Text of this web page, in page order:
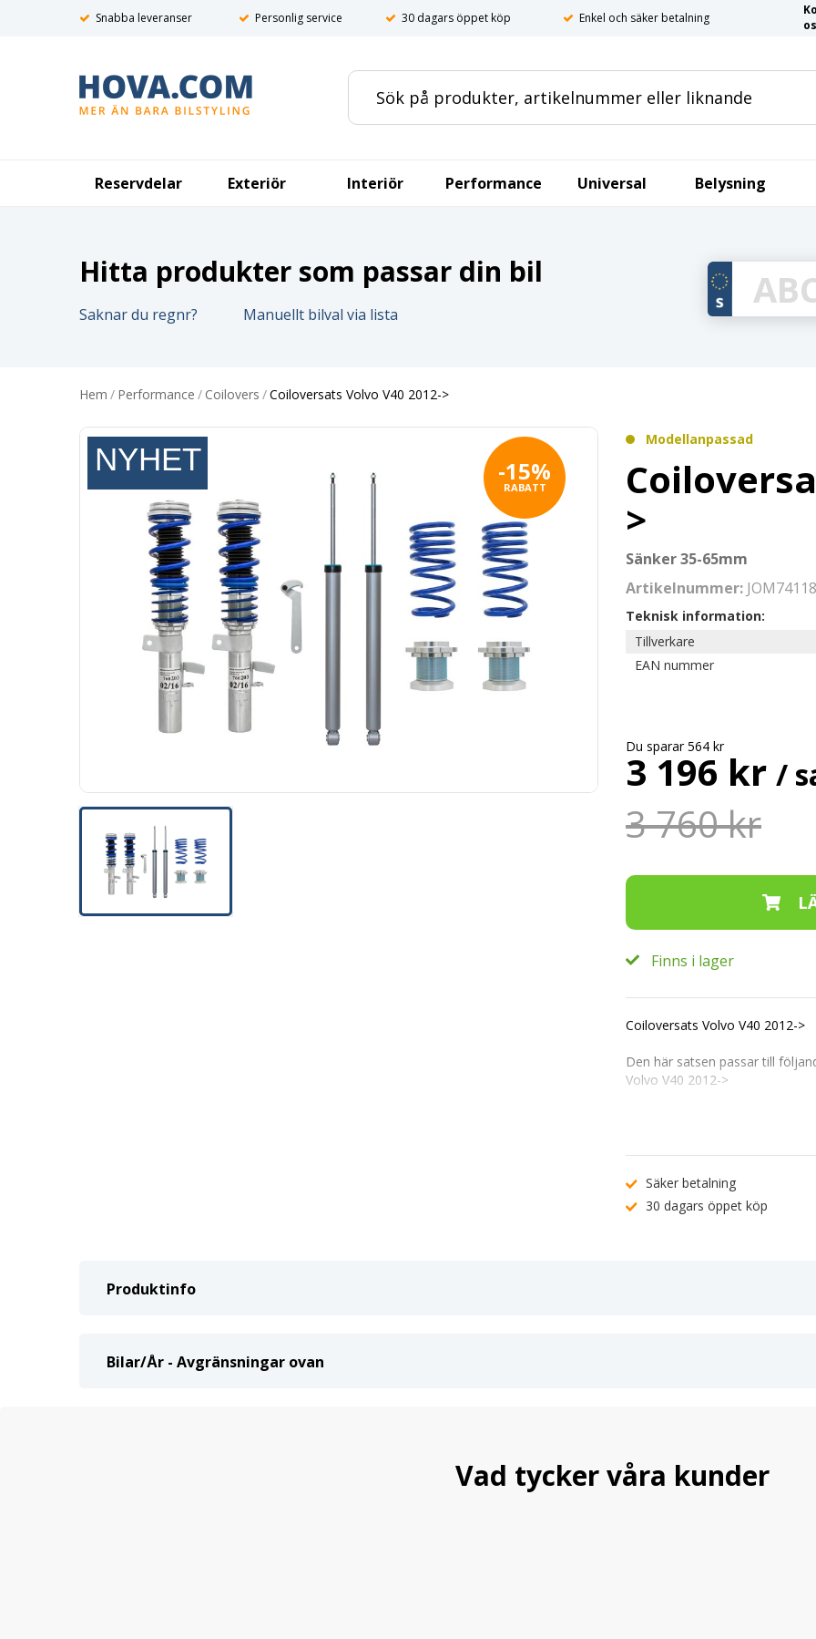
Snabba leveranser Personlig service 30 dagars öppet köp Enkel och säker betalning
Reservdelar Exteriör Interiör Performance Universal Belysning
Hitta produkter som passar din bil
Saknar du regnr? Manuellt bilval via lista
Hem / Performance / Coilovers /Coiloversats Volvo V40 2012->
NYHET -15%
RABATT
Modellanpassad
>
Sänker 35-65mm
Artikelnummer:
Teknisk information:
Tillverkare
EAN nummer
3 196 kr /
3 760 kr
Du sparar 564 kr
Finns i lager
Coiloversats Volvo V40 2012->
Den här satsen passar till
Volvo V40 2012->
Justerbarhet:
Bak: 35-65mm
Säker betalning
30 dagars öppet köp
Produktinfo
Bilar/År - Avgränsningar ovan
Vad tycker våra kunder